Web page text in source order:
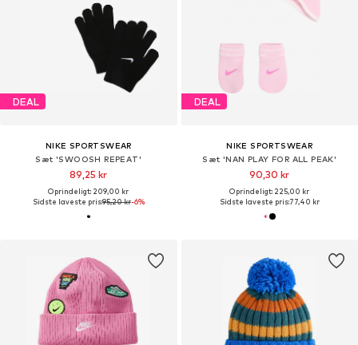
DEAL
NIKE SPORTSWEAR
Sæt 'SWOOSH REPEAT'
89,25 kr
Oprindeligt: 209,00 kr
Sidste laveste pris:95,20 kr-6%
DEAL
NIKE SPORTSWEAR
Sæt 'NAN PLAY FOR ALL PEAK'
90,30 kr
Oprindeligt: 225,00 kr
Sidste laveste pris:77,40 kr